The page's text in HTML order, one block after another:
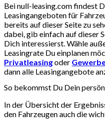
Bei null-leasing.com findest
Leasingangeboten für
bereits auf dieser Seite zu
dabei, gib einfach auf dieser
Dich interessierst. Wähle
Leasingrate Du einplanen
Privatleasingoder
dann alle Leasingangebote
So bekommst Du Dein
In der Übersicht der
den Fahrzeugen auch die